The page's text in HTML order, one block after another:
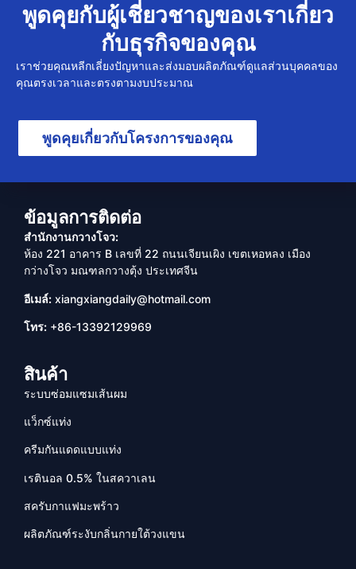
พูดคุยกับผู้เชี่ยวชาญของเราเกี่ยว
กับธุรกิจของคุณ
เราช่วยคุณหลีกเลี่ยงปัญหาและส่งมอบผลิตภัณฑ์ดูแลส่วนบุคคลของ
คุณตรงเวลาและตรงตามงบประมาณ
พูดคุยเกี่ยวกับโครงการของคุณ
ข้อมูลการติดต่อ
สำนักงานกวางโจว:
ห้อง 221 อาคาร B เลขที่ 22 ถนนเจียนเผิง เขตเหอหลง เมือง
กว่างโจว มณฑลกวางตุ้ง ประเทศจีน
อีเมล์: xiangxiangdaily@hotmail.com
โทร: +86-13392129969
สินค้า
ระบบซ่อมแซมเส้นผม
แว็กซ์แท่ง
ครีมกันแดดแบบแท่ง
เรตินอล 0.5% ในสควาเลน
สครับกาแฟมะพร้าว
ผลิตภัณฑ์ระงับกลิ่นกายใต้วงแขน